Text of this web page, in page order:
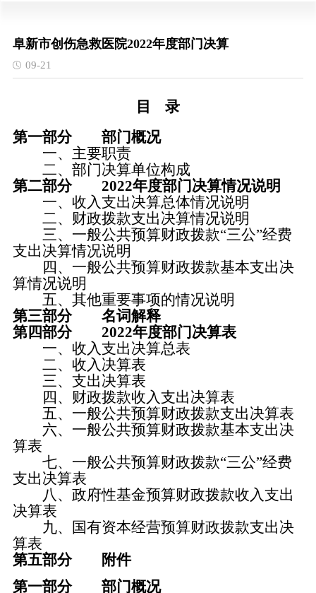
阜新市创伤急救医院2022年度部门决算
09-21
目 录
第一部分 部门概况
一、主要职责
二、部门决算单位构成
第二部分 2022年度部门决算情况说明
一、收入支出决算总体情况说明
二、财政拨款支出决算情况说明
三、一般公共预算财政拨款“三公”经费
支出决算情况说明
四、一般公共预算财政拨款基本支出决
算情况说明
五、其他重要事项的情况说明
第三部分 名词解释
第四部分 2022年度部门决算表
一、收入支出决算总表
二、收入决算表
三、支出决算表
四、财政拨款收入支出决算表
五、一般公共预算财政拨款支出决算表
六、一般公共预算财政拨款基本支出决
算表
七、一般公共预算财政拨款“三公”经费
支出决算表
八、政府性基金预算财政拨款收入支出
决算表
九、国有资本经营预算财政拨款支出决
算表
第五部分 附件
第一部分 部门概况